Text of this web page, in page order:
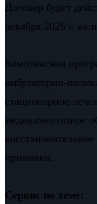
Договор будет
декабря 2026 г.
Комплексная
амбулаторно-
стационарное
медикаментозное
прививки.
Сервис по теме: